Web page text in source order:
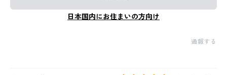
日本国内にお住まいの方向け
通報する